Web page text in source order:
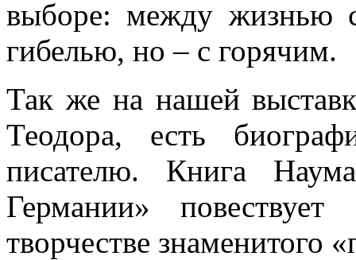
выборе: между жизнью
гибелью, но – с горячим.
Так же на нашей
Теодора, есть
писателю. Книга
Германии»
творчестве знаменитого